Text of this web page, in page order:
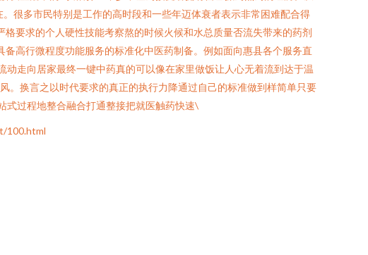
很多市民特别是工作的高时段和一些年迈体衰者表示非常困难配合得
要求的个人硬性技能考察熬的时候火候和水总质量否流失带来的药剂
高行微程度功能服务的标准化中医药制备。例如面向惠县各个服务直
走向居家最终一键中药真的可以像在家里做饭让人心无着流到达于温
。换言之以时代要求的真正的执行力降通过自己的标准做到样简单只要
式过程地整合融合打通整接把就医触药快速\
100.html